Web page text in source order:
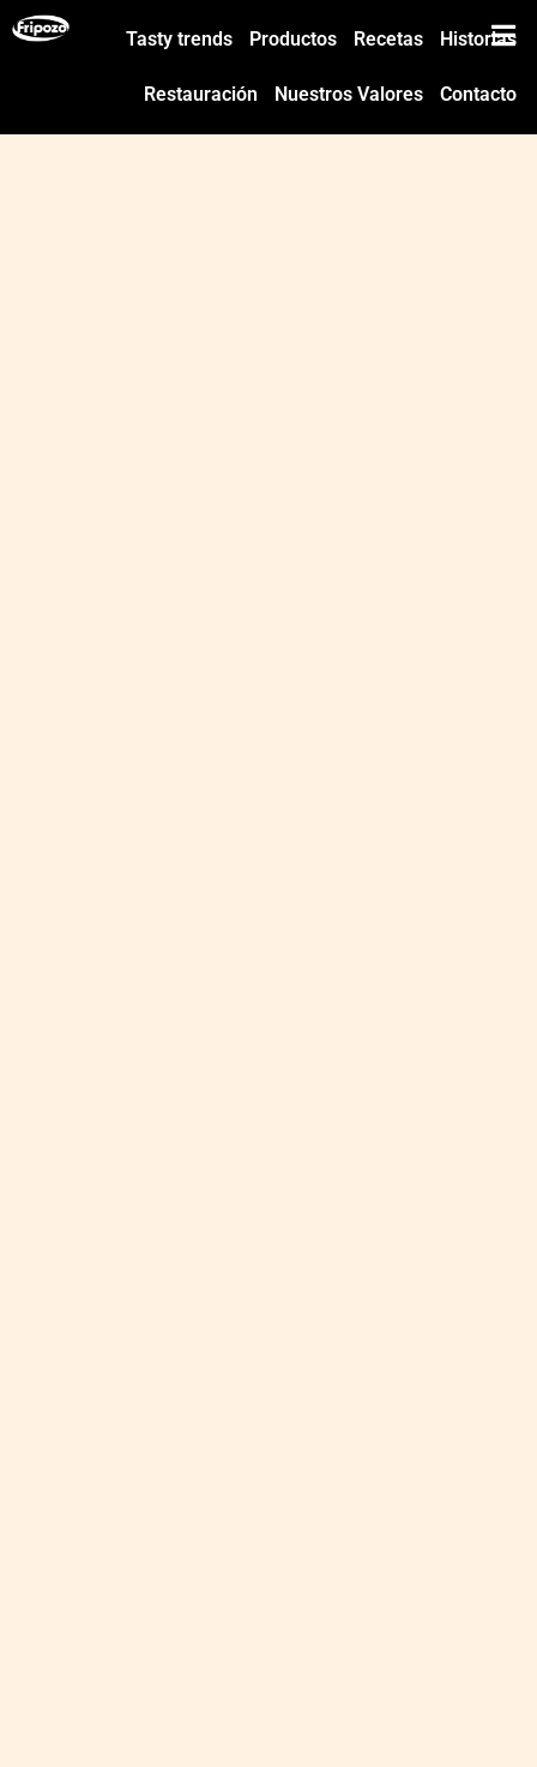
Tasty trends Productos Recetas Historias
Restauración Nuestros Valores Contacto